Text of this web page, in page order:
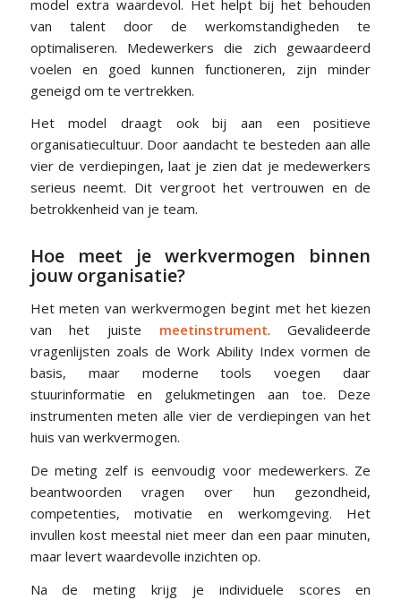
model extra waardevol. Het helpt bij het behouden
van talent door de werkomstandigheden te
optimaliseren. Medewerkers die zich gewaardeerd
voelen en goed kunnen functioneren, zijn minder
geneigd om te vertrekken.
Het model draagt ook bij aan een positieve
organisatiecultuur. Door aandacht te besteden aan alle
vier de verdiepingen, laat je zien dat je medewerkers
serieus neemt. Dit vergroot het vertrouwen en de
betrokkenheid van je team.
Hoe meet je werkvermogen binnen
jouw organisatie?
Het meten van werkvermogen begint met het kiezen
van het juiste meetinstrument. Gevalideerde
vragenlijsten zoals de Work Ability Index vormen de
basis, maar moderne tools voegen daar
stuurinformatie en gelukmetingen aan toe. Deze
instrumenten meten alle vier de verdiepingen van het
huis van werkvermogen.
De meting zelf is eenvoudig voor medewerkers. Ze
beantwoorden vragen over hun gezondheid,
competenties, motivatie en werkomgeving. Het
invullen kost meestal niet meer dan een paar minuten,
maar levert waardevolle inzichten op.
Na de meting krijg je individuele scores en